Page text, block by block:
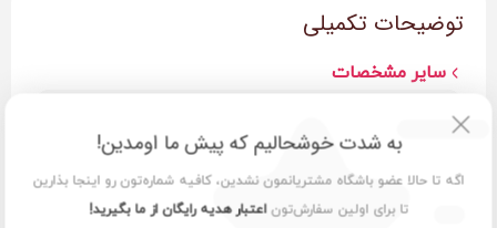
🌸 ترکیب رایحه
در نت‌های آغازین،
گرمی و لطافت دل‌نشینی ایجاد می‌کنند. سپس نت‌های
سبک و چوب صندل نرم
احساسی‌تر کنند.
نتیجه، رایحه‌ایشیرین، آرام و عاشقانهاست که حس تمیزی و
لطافت پوست را دوچندان می‌کند.
توضیحات تکمیلی
سایر مشخصات
گرم
به شدت خوشحالیم که پیش ما اومدین!
اگه تا حالا عضو باشگاه مشتریانمون نشدین، کافیه شماره‌تون رو اینجا بذارین
تا برای اولین سفارش‌توناعتبار هدیه رایگان از ما بگیرید!